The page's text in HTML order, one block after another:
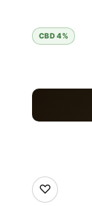
CBD 4%
♡